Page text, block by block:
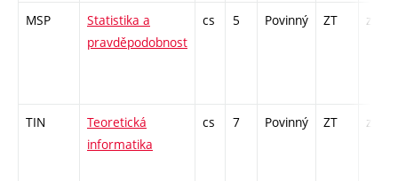
MSP
Statistika a
pravděpodobnost
cs 5 Povinný ZT zá,zk
TIN
Teoretická
informatika
cs 7 Povinný ZT zá,zk